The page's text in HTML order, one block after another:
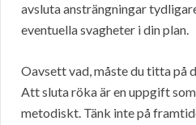
avsluta ansträngningar
eventuella svagheter i din plan.
Oavsett vad, måste du titta på
Att sluta röka är en uppgift
metodiskt. Tänk inte på